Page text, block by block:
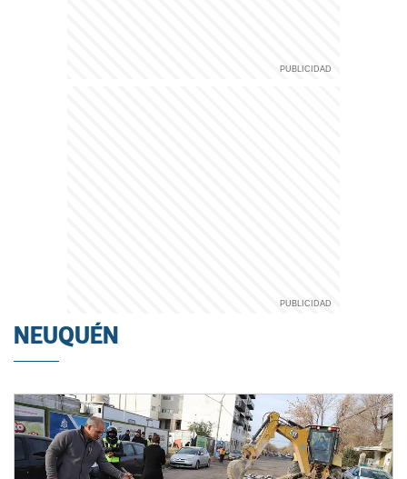
NEUQUÉN